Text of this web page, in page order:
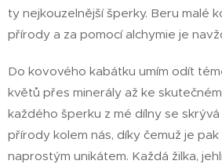
ty nejkouzelnější šperky. Beru malé
přírody a za pomocí alchymie je
Do kovového kabátku umím odít
květů přes minerály až ke
každého šperku z mé dílny se
přírody kolem nás, díky čemuž je
naprostým unikátem. Každá žilka,